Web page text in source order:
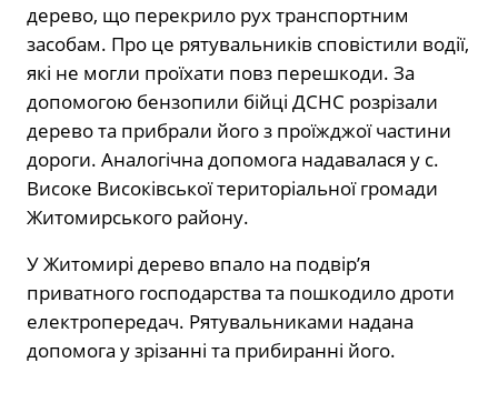
дерево, що перекрило рух транспортним
засобам. Про це рятувальників сповістили водії,
які не могли проїхати повз перешкоди. За
допомогою бензопили бійці ДСНС розрізали
дерево та прибрали його з проїжджої частини
дороги. Аналогічна допомога надавалася у с.
Високе Високівської територіальної громади
Житомирського району.
У Житомирі дерево впало на подвір’я
приватного господарства та пошкодило дроти
електропередач. Рятувальниками надана
допомога у зрізанні та прибиранні його.